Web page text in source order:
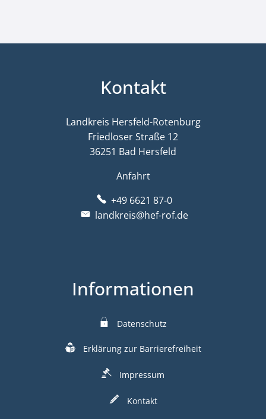
Kontakt
Landkreis Hersfeld-Rotenburg
Friedloser Straße 12
36251 Bad Hersfeld
Anfahrt
+49 6621 87-0
landkreis@hef-rof.de
Informationen
Datenschutz
Erklärung zur Barrierefreiheit
Impressum
Kontakt